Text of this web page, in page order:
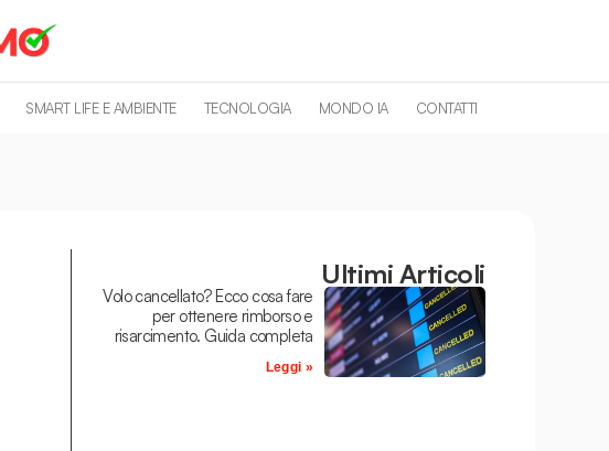
SMART LIFE E AMBIENTE TECNOLOGIA MONDO IA CONTATTI
Ultimi Articoli
Volo cancellato? Ecco cosa fare
per ottenere rimborso e
risarcimento. Guida completa
Leggi »